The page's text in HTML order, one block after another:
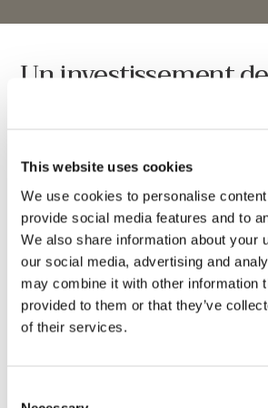
This website uses cookies
We use cookies to personalise
provide social media features and to
We also share information about your
our social media, advertising and
may combine it with other information
provided to them or that they’ve
of their services.
Un investissement de
confiance :
pas. Ce qui fait la singularité
Beach Estate, c’est son exigence
matière de qualité, d’exclusivité
terme. Il s’agit d’un
composé d’un nombre
villas afin de préserver l’espace, la